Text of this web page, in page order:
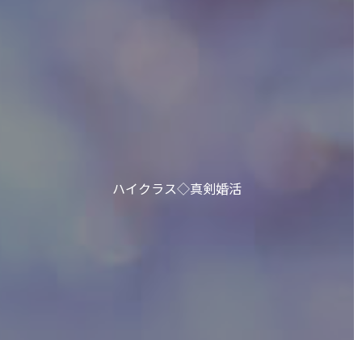
ハイクラス◇真剣婚活